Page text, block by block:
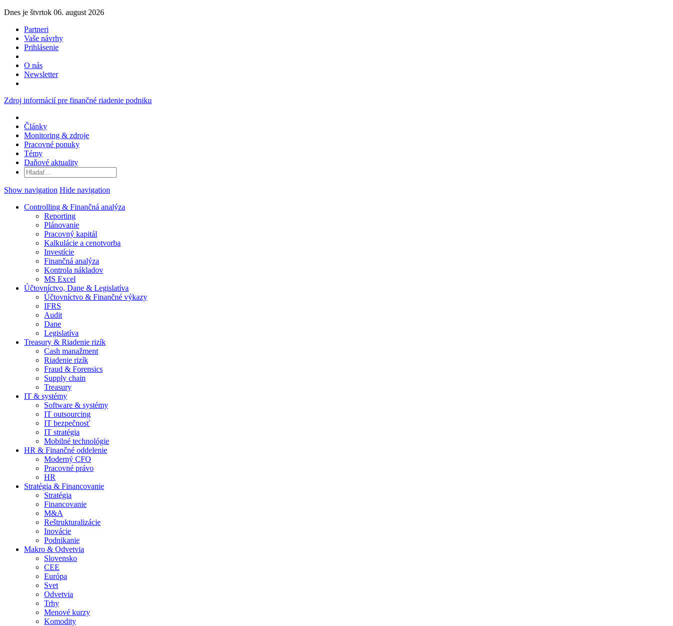
Dnes je štvrtok 06. august 2026
Partneri
Vaše návrhy
Prihlásenie
O nás
Newsletter
Zdroj informácií pre finančné riadenie podniku
Články
Monitoring & zdroje
Pracovné ponuky
Témy
Daňové aktuality
Show navigation Hide navigation
Controlling & Finančná analýza
Reporting
Plánovanie
Pracovný kapitál
Kalkulácie a cenotvorba
Investície
Finančná analýza
Kontrola nákladov
MS Excel
Účtovníctvo, Dane & Legislatíva
Účtovníctvo & Finančné výkazy
IFRS
Audit
Dane
Legislatíva
Treasury & Riadenie rizík
Cash manažment
Riadenie rizík
Fraud & Forensics
Supply chain
Treasury
IT & systémy
Software & systémy
IT outsourcing
IT bezpečnosť
IT stratégia
Mobilné technológie
HR & Finančné oddelenie
Moderný CFO
Pracovné právo
HR
Stratégia & Financovanie
Stratégia
Financovanie
M&A
Reštrukturalizácie
Inovácie
Podnikanie
Makro & Odvetvia
Slovensko
CEE
Európa
Svet
Odvetvia
Trhy
Menové kurzy
Komodity